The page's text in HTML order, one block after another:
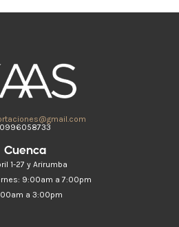
0996058733
Cuenca
1-27 y Arirumba
9:00am a 7:00pm
a 3:00pm